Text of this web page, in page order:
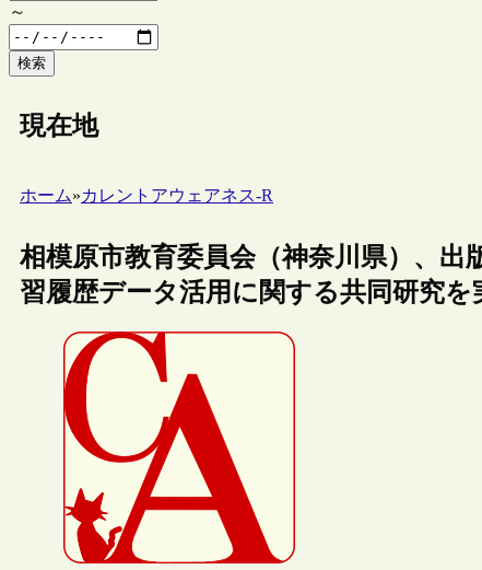
～
検索
現在地
ホーム»カレントアウェアネス-R
相模原市教育委員会（神奈川県）、
習履歴データ活用に関する共同研究を